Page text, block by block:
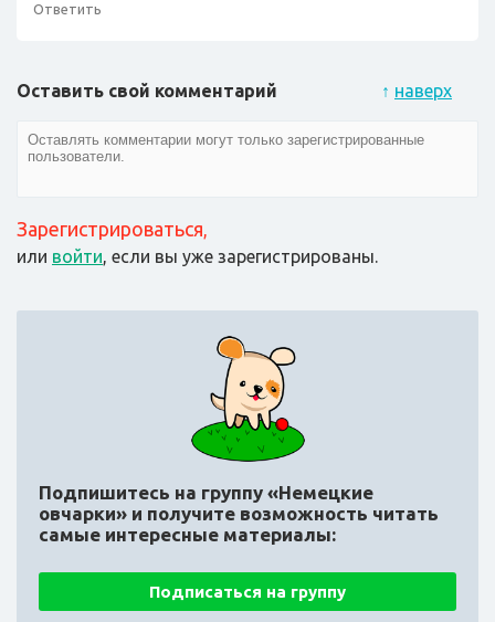
Ответить
↑ наверх
Оставить свой комментарий
Зарегистрироваться,
или войти, если вы уже зарегистрированы.
Подпишитесь на группу «Немецкие
овчарки» и получите возможность читать
самые интересные материалы:
Подписаться на группу